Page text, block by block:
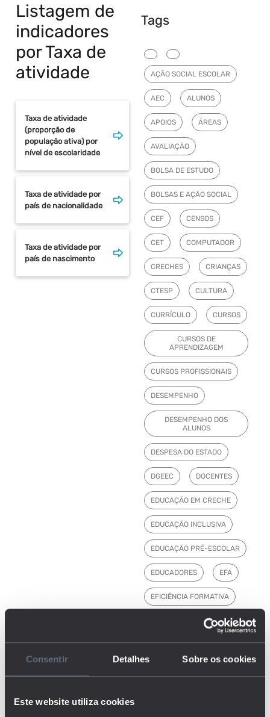
Consentir Detalhes Sobre os cookies
Este website utiliza cookies
Listagem de
indicadores
por Taxa de
atividade
Taxa de atividade
(proporção de
população ativa) por
nível de escolaridade
Taxa de atividade por
país de nacionalidade
Taxa de atividade por
país de nascimento
Tags
AÇÃO SOCIAL ESCOLAR
AEC ALUNOS
APOIOS ÁREAS
AVALIAÇÃO
BOLSA DE ESTUDO
BOLSAS E AÇÃO SOCIAL
CEF CENSOS
CET COMPUTADOR
CRECHES CRIANÇAS
CTESP CULTURA
CURRÍCULO CURSOS
CURSOS DE
APRENDIZAGEM
CURSOS PROFISSIONAIS
DESEMPENHO
DESEMPENHO DOS
ALUNOS
DESPESA DO ESTADO
DGEEC DOCENTES
EDUCAÇÃO EM CRECHE
EDUCAÇÃO INCLUSIVA
EDUCAÇÃO PRÉ-ESCOLAR
EDUCADORES EFA
EFICIÊNCIA FORMATIVA
ENSINO BÁSICO